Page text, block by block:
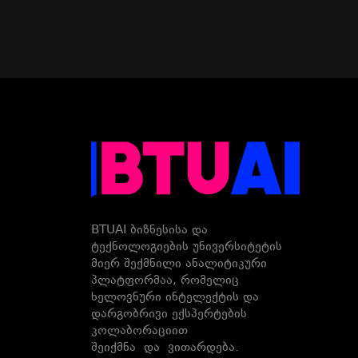
BTUAI ბიზნესისა და
ტექნოლოგიების უნივერსიტეტის
მიერ შექმნილი ანალიტიკური
პლატფორმაა, რომელიც
ხელოვნური ინტელექტის და
დარგობრივი ექსპერტების
კოლაბორაციით
შეიქმნა და ვითარდება.